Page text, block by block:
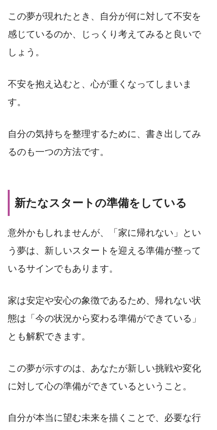
この夢が現れたとき、自分が何に対して不安を
感じているのか、じっくり考えてみると良いで
しょう。
不安を抱え込むと、心が重くなってしまいま
す。
自分の気持ちを整理するために、書き出してみ
るのも一つの方法です。
新たなスタートの準備をしている
意外かもしれませんが、「家に帰れない」とい
う夢は、新しいスタートを迎える準備が整って
いるサインでもあります。
家は安定や安心の象徴であるため、帰れない状
態は「今の状況から変わる準備ができている」
とも解釈できます。
この夢が示すのは、あなたが新しい挑戦や変化
に対して心の準備ができているということ。
自分が本当に望む未来を描くことで、必要な行